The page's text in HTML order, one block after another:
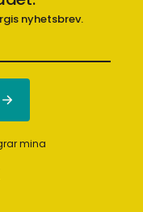
nyhetsbrev.
mina